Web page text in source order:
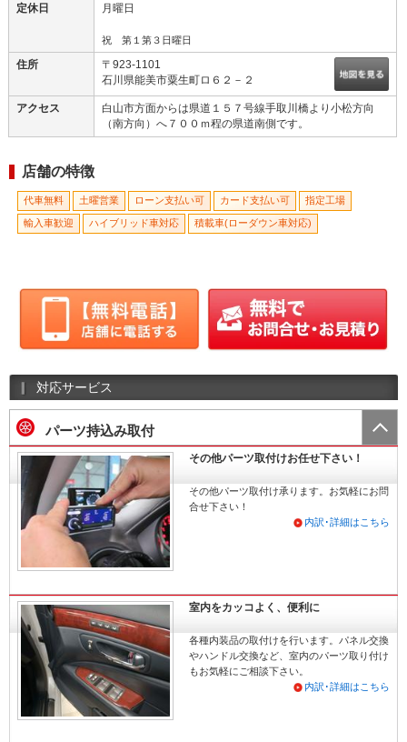
定休日
月曜日
祝 第１第３日曜日
住所
〒923-1101
石川県能美市粟生町ロ６２－２
アクセス
白山市方面からは県道１５７号線手取川橋より小松方向
（南方向）へ７００ｍ程の県道南側です。
店舗の特徴
代車無料 土曜営業 ローン支払い可 カード支払い可 指定工場
輸入車歓迎 ハイブリッド車対応 積載車(ローダウン車対応)
対応サービス
パーツ持込み取付
その他パーツ取付けお任せ下さい！
その他パーツ取付け承ります。お気軽にお問
合せ下さい！
内訳･詳細はこちら
室内をカッコよく、便利に
各種内装品の取付けを行います。パネル交換
やハンドル交換など、室内のパーツ取り付け
もお気軽にご相談下さい。
内訳･詳細はこちら